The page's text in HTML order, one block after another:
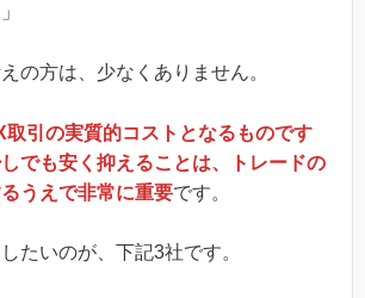
の方は、少なくありません。
取引の実質的コストとなるものです
でも安く抑えることは、トレードの
うえで非常に重要です。
たいのが、下記3社です。